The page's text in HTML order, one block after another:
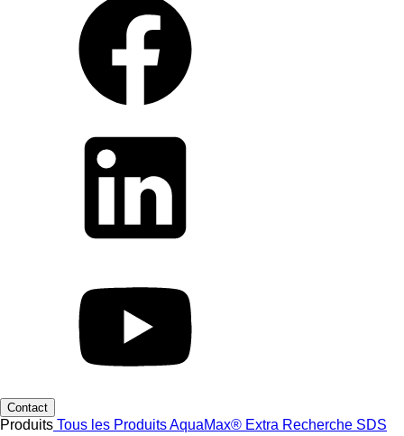
Contact
Produits Tous les ProduitsAquaMax® Extra Recherche SDS